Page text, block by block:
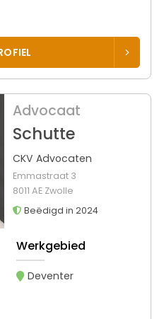
Advocaat
Schutte
CKV Advocaten
Emmastraat 3
8011 AE Zwolle
Beëdigd in 2024
Werkgebied
Deventer